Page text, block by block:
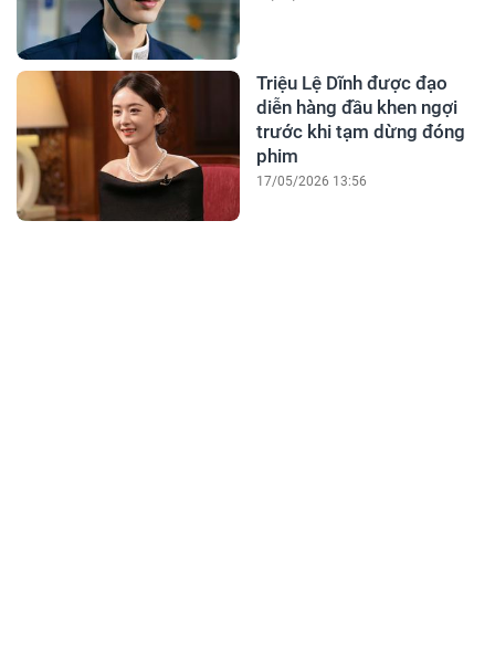
Triệu Lệ Dĩnh được đạo
diễn hàng đầu khen ngợi
trước khi tạm dừng đóng
phim
17/05/2026 13:56